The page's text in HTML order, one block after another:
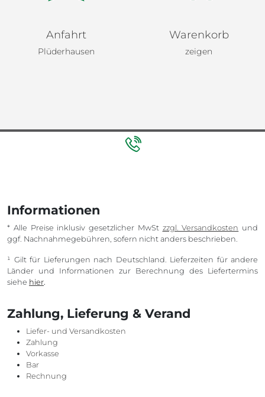
Anfahrt
Plüderhausen
Warenkorb
zeigen
Informationen
* Alle Preise inklusiv gesetzlicher MwSt zzgl. Versandkosten und
ggf. Nachnahmegebühren, sofern nicht anders beschrieben.
¹ Gilt für Lieferungen nach Deutschland. Lieferzeiten für andere
Länder und Informationen zur Berechnung des Liefertermins
siehe hier.
Zahlung, Lieferung & Verand
Liefer- und Versandkosten
Zahlung
Vorkasse
Bar
Rechnung